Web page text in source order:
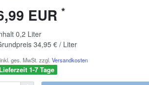
EUR *
0,2 Liter
34,95 € / Liter
ges. MwSt. zzgl. Versandkosten
Lieferzeit 1-7 Tage